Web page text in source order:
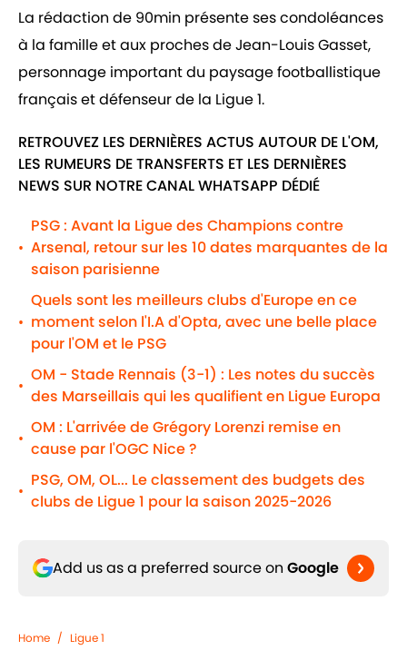
La rédaction de 90min présente ses condoléances
à la famille et aux proches de Jean-Louis Gasset,
personnage important du paysage footballistique
français et défenseur de la Ligue 1.
RETROUVEZ LES DERNIÈRES ACTUS AUTOUR DE L'OM,
LES RUMEURS DE TRANSFERTS ET LES DERNIÈRES
NEWS SUR NOTRE CANAL WHATSAPP DÉDIÉ
•
PSG : Avant la Ligue des Champions contre
Arsenal, retour sur les 10 dates marquantes de la
saison parisienne
•
Quels sont les meilleurs clubs d'Europe en ce
moment selon l'I.A d'Opta, avec une belle place
pour l'OM et le PSG
•
OM - Stade Rennais (3-1) : Les notes du succès
des Marseillais qui les qualifient en Ligue Europa
•
OM : L'arrivée de Grégory Lorenzi remise en
cause par l'OGC Nice ?
•
PSG, OM, OL... Le classement des budgets des
clubs de Ligue 1 pour la saison 2025-2026
Add us as a preferred source on Google
Home / Ligue 1